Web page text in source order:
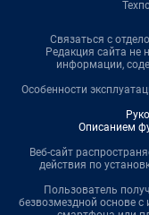
Связаться с
Редакция сайта не
информации,
Особенности
Описанием
Веб-сайт
действия по
Пользователь
безвозмездной основе